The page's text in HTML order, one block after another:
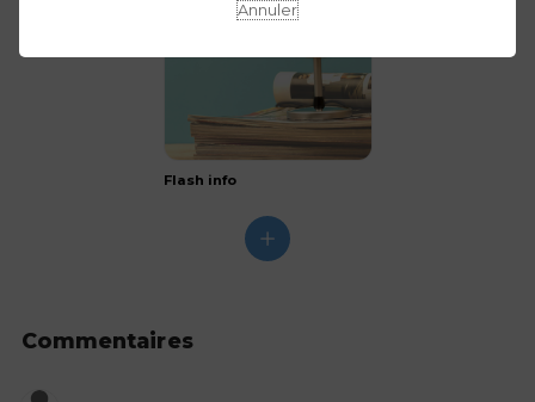
Flash info
Commentaires
Annuler